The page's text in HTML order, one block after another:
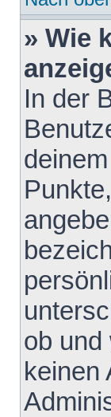
» Wie
In der
ob und
keinen